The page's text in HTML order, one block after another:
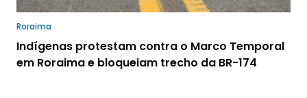
Roraima
Indígenas protestam contra o Marco Temporal
em Roraima e bloqueiam trecho da BR-174